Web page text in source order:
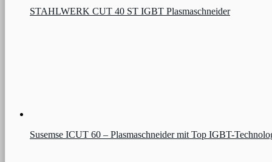
STAHLWERK CUT 40 ST IGBT Plasmaschneider
Susemse ICUT 60 – Plasmaschneider mit Top IGBT-